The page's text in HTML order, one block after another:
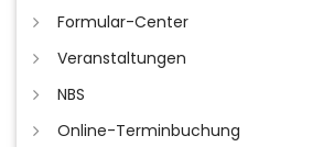
Formular-Center
Veranstaltungen
NBS
Online-Terminbuchung